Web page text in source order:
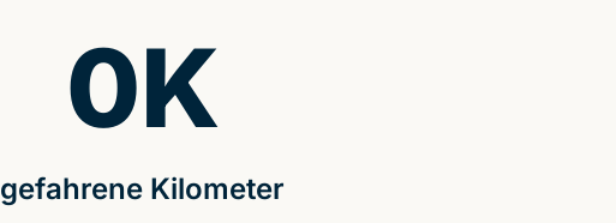
gefahrene Kilometer
0K